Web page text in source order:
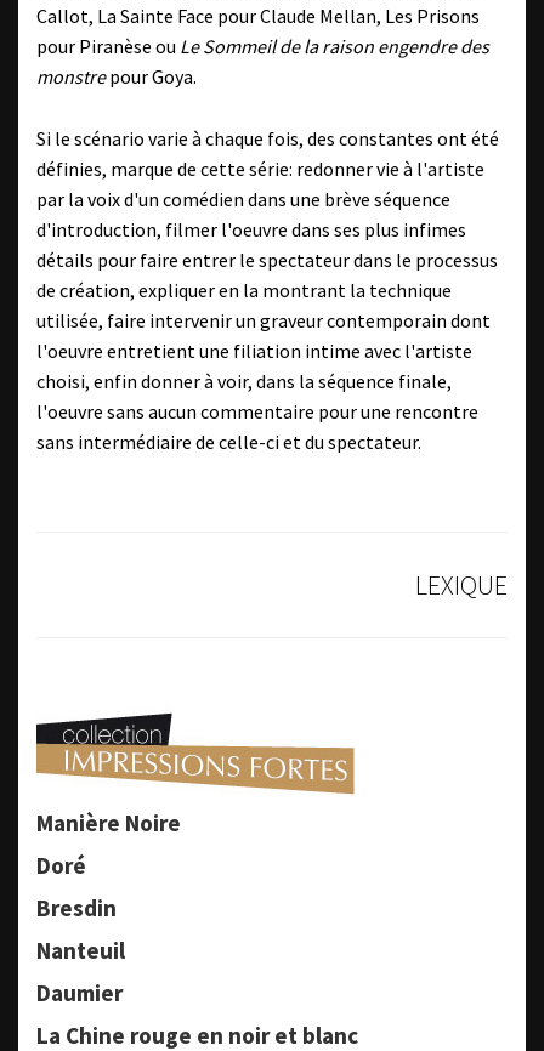
Callot, La Sainte Face pour Claude Mellan, Les Prisons
pour Piranèse ou Le Sommeil de la raison engendre des
monstrepour Goya.
Si le scénario varie à chaque fois, des constantes ont été
définies, marque de cette série: redonner vie à l'artiste
par la voix d'un comédien dans une brève séquence
d'introduction, filmer l'oeuvre dans ses plus infimes
détails pour faire entrer le spectateur dans le processus
de création, expliquer en la montrant la technique
utilisée, faire intervenir un graveur contemporain dont
l'oeuvre entretient une filiation intime avec l'artiste
choisi, enfin donner à voir, dans la séquence finale,
l'oeuvre sans aucun commentaire pour une rencontre
sans intermédiaire de celle-ci et du spectateur.
LEXIQUE
Manière Noire
Doré
Bresdin
Nanteuil
Daumier
La Chine rouge en noir et blanc